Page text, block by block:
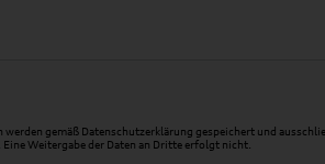
werden gemäß Datenschutzerklärung gespeichert und
Weitergabe der Daten an Dritte erfolgt nicht.